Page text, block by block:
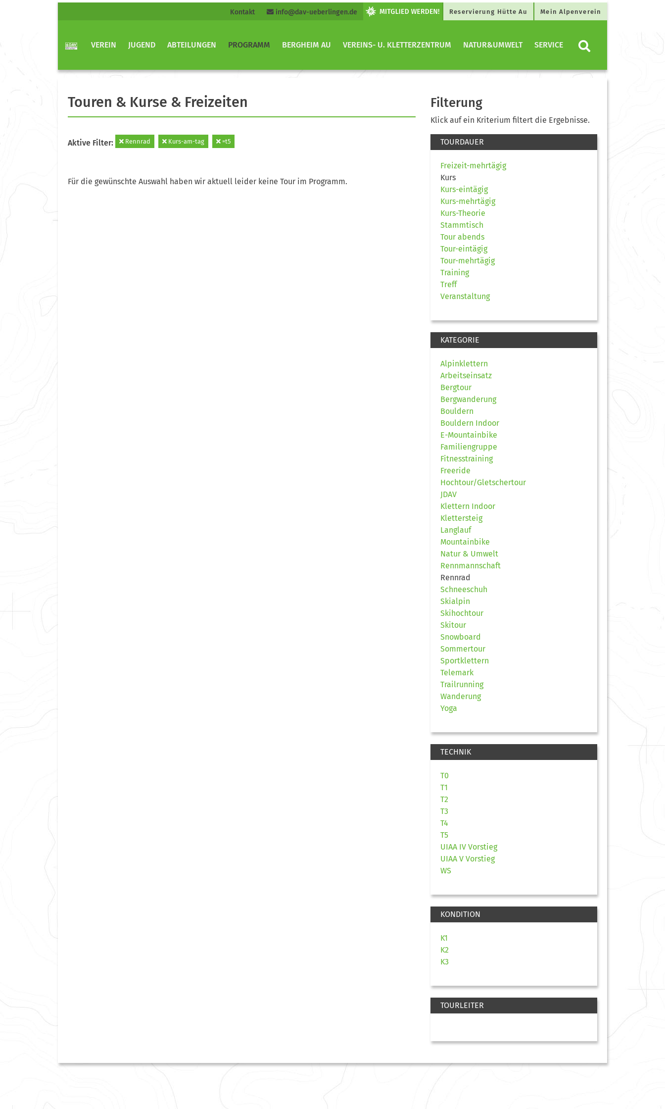
Kontakt info@dav-ueberlingen.de Reservierung Hütte Au Mein Alpenverein
VEREIN JUGEND ABTEILUNGEN PROGRAMM BERGHEIM AU VEREINS- U. KLETTERZENTRUM NATUR&UMWELT SERVICE
Touren & Kurse & Freizeiten
Aktive Filter: Rennrad Kurs-am-tag =t5
Für die gewünschte Auswahl haben wir aktuell leider keine Tour im Programm.
Filterung
Klick auf ein Kriterium filtert die Ergebnisse.
TOURDAUER
Freizeit-mehrtägig
Kurs
Kurs-eintägig
Kurs-mehrtägig
Kurs-Theorie
Stammtisch
Tour abends
Tour-eintägig
Tour-mehrtägig
Training
Treff
Veranstaltung
KATEGORIE
Alpinklettern
Arbeitseinsatz
Bergtour
Bergwanderung
Bouldern
Bouldern Indoor
E-Mountainbike
Familiengruppe
Fitnesstraining
Freeride
Hochtour/Gletschertour
JDAV
Klettern Indoor
Klettersteig
Langlauf
Mountainbike
Natur & Umwelt
Rennmannschaft
Rennrad
Schneeschuh
Skialpin
Skihochtour
Skitour
Snowboard
Sommertour
Sportklettern
Telemark
Trailrunning
Wanderung
Yoga
TECHNIK
T0
T1
T2
T3
T4
T5
UIAA IV Vorstieg
UIAA V Vorstieg
WS
KONDITION
K1
K2
K3
TOURLEITER